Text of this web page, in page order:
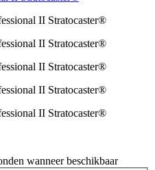
wanneer beschikbaar